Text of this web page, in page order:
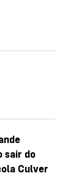
sair do
Culver